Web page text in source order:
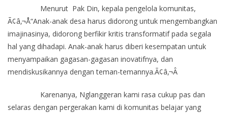
Menurut Pak Din, kepala pengelola komunitas,
Ã¢â‚¬Å“Anak-anak desa harus didorong untuk mengembangkan
imajinasinya, didorong berfikir kritis transformatif pada segala
hal yang dihadapi. Anak-anak harus diberi kesempatan untuk
menyampaikan gagasan-gagasan inovatifnya, dan
mendiskusikannya dengan teman-temannya.Ã¢â‚¬Â
Karenanya, Nglanggeran kami rasa cukup pas dan
selaras dengan pergerakan kami di komunitas belajar yang